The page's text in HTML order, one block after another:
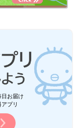
お届け
プリ